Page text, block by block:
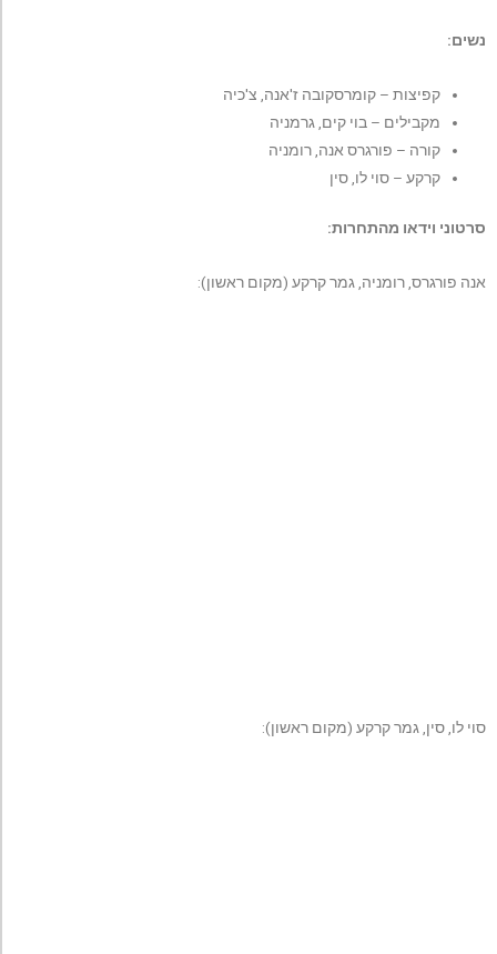
נשים:
קפיצות – קומרסקובה ז'אנה, צ'כיה
מקבילים – בוי קים, גרמניה
קורה – פורגרס אנה, רומניה
קרקע – סוי לו, סין
סרטוני וידאו מהתחרות:
אנה פורגרס, רומניה, גמר קרקע (מקום ראשון):
סוי לו, סין, גמר קרקע (מקום ראשון):